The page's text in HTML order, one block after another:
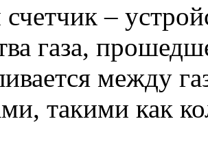
–
газа,
между
такими как